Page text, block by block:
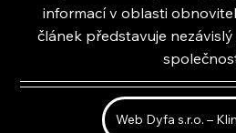
informací v oblasti
článek představuje
Web Dyfa s.r.o. –